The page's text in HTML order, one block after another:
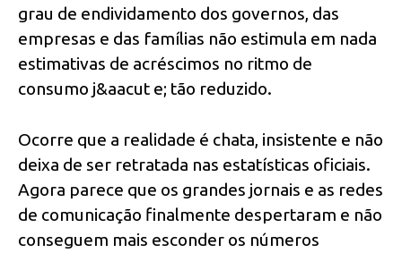
grau de endividamento dos governos, das
empresas e das famílias não estimula em nada
estimativas de acréscimos no ritmo de
consumo j&aacut e; tão reduzido.
Ocorre que a realidade é chata, insistente e não
deixa de ser retratada nas estatísticas oficiais.
Agora parece que os grandes jornais e as redes
de comunicação finalmente despertaram e não
conseguem mais esconder os números